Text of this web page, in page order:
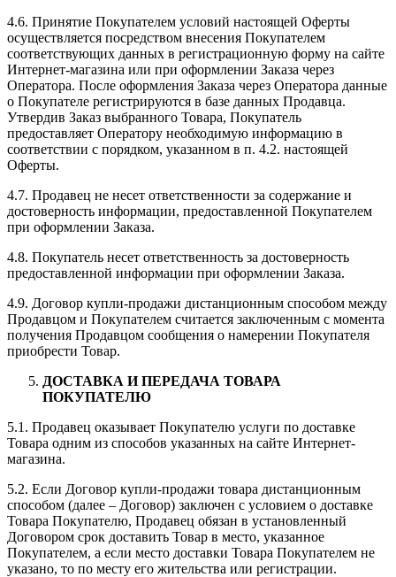
4.6. Принятие Покупателем условий настоящей Оферты
осуществляется посредством внесения Покупателем
соответствующих данных в регистрационную форму на сайте
Интернет-магазина или при оформлении Заказа через
Оператора. После оформления Заказа через Оператора данные
о Покупателе регистрируются в базе данных Продавца.
Утвердив Заказ выбранного Товара, Покупатель
предоставляет Оператору необходимую информацию в
соответствии с порядком, указанном в п. 4.2. настоящей
Оферты.
4.7. Продавец не несет ответственности за содержание и
достоверность информации, предоставленной Покупателем
при оформлении Заказа.
4.8. Покупатель несет ответственность за достоверность
предоставленной информации при оформлении Заказа.
4.9. Договор купли-продажи дистанционным способом между
Продавцом и Покупателем считается заключенным с момента
получения Продавцом сообщения о намерении Покупателя
приобрести Товар.
ДОСТАВКА И ПЕРЕДАЧА ТОВАРА
ПОКУПАТЕЛЮ
5.1. Продавец оказывает Покупателю услуги по доставке
Товара одним из способов указанных на сайте Интернет-
магазина.
5.2. Если Договор купли-продажи товара дистанционным
способом (далее – Договор) заключен с условием о доставке
Товара Покупателю, Продавец обязан в установленный
Договором срок доставить Товар в место, указанное
Покупателем, а если место доставки Товара Покупателем не
указано, то по месту его жительства или регистрации.